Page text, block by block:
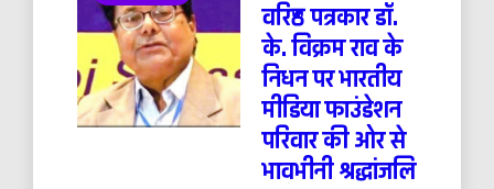
वरिष्ठ पत्रकार डॉ.
के. विक्रम राव के
निधन पर भारतीय
मीडिया फाउंडेशन
परिवार की ओर से
भावभीनी श्रद्धांजलि